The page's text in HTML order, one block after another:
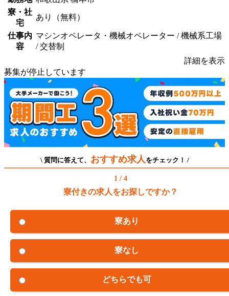
寮・社
宅
あり（無料）
仕事内
容
マシンオペレータ・機械オペレーター / 機械系工場
/ 交替制
詳細を表示
募集が停止しています
\ 質問に答えて、 おすすめ求人 をチェック！ /
1 / 4
寮付きの求人をお探しですか？
寮あり
寮なし
どちらでも可